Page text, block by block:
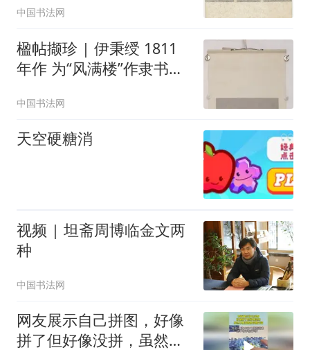
中国书法网
楹帖撷珍 | 伊秉绶 1811
年作 为“风满楼”作隶书五
中国书法网
天空硬糖消
视频 | 坦斋周博临金文两
种
中国书法网
网友展示自己拼图，好像
拼了但好像没拼，虽然不